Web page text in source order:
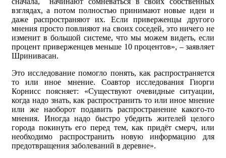
взглядах, а потом полностью принимают новые идеи и
даже распространяют их. Если приверженцы другого
мнения просто повлияют на своих соседей, это ничего не
изменит в большой системе, что мы можем видеть, если
процент приверженцев меньше 10 процентов», – заявляет
Шринивасан.
Это исследование помогло понять, как распространяется
то или иное мнение. Соавтор исследования Гиорги
Корнисс поясняет: «Существуют очевидные ситуации,
когда надо знать, как распространить то или иное мнение
или же наоборот подавить распространение какого-то
мнения. Иногда надо быстро убедить жителей целого
города покинуть его перед тем, как придёт смерч, или
необходимо распространить новую информацию для
предотвращения заболеваний в деревне».